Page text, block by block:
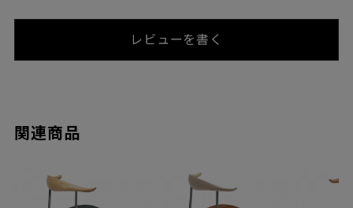
レビューを書く
関連商品